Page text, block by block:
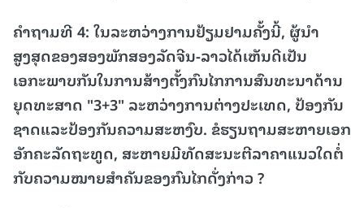
ຄຳຖາມທີ 4: ໃນລະຫວ່າງການຢ້ຽມຢາມຄັ້ງນີ້, ຜູ້ນຳ
ສູງສຸດຂອງສອງພັກສອງລັດຈີນ-ລາວໄດ້ເຫັນດີເປັນ
ເອກະພາບກັນໃນການສ້າງຕັ້ງກົນໄກການສົນທະນາດ້ານ
ຍຸດທະສາດ "3+3" ລະຫວ່າງການຕ່າງປະເທດ, ປ້ອງກັນ
ຊາດແລະປ້ອງກັນຄວາມສະຫງົບ. ຂໍຮຽນຖາມສະຫາຍເອກ
ອັກຄະລັດຖະທູດ, ສະຫາຍມີທັດສະນະຕີລາຄາແນວໃດຕໍ່
ກັບຄວາມໝາຍສຳຄັນຂອງກົນໄກດັ່ງກ່າວ ?